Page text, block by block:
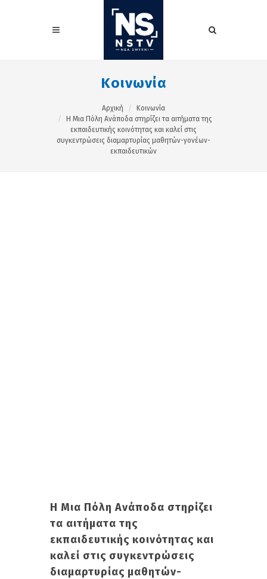
Κοινωνία
Αρχική
Κοινωνία
Η Μια Πόλη Ανάποδα στηρίζει τα αιτήματα της
εκπαιδευτικής κοινότητας και καλεί στις
συγκεντρώσεις διαμαρτυρίας μαθητών-γονέων-
εκπαιδευτικών
Η Μια Πόλη Ανάποδα στηρίζει
τα αιτήματα της
εκπαιδευτικής κοινότητας και
καλεί στις συγκεντρώσεις
διαμαρτυρίας μαθητών-